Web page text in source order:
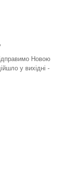
Новою
у вихідні -